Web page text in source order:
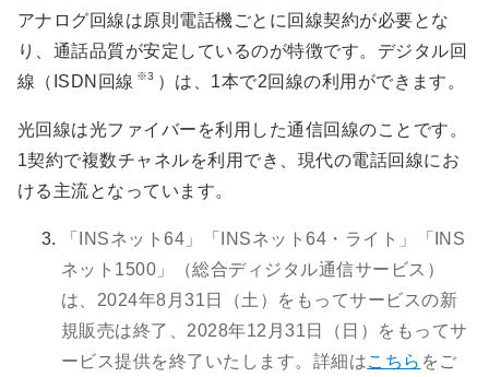
アナログ回線は原則電話機ごとに回線契約が必要とな
り、通話品質が安定しているのが特徴です。デジタル回
線（ISDN回線 ※3 ）は、1本で2回線の利用ができます。
光回線は光ファイバーを利用した通信回線のことです。
1契約で複数チャネルを利用でき、現代の電話回線にお
ける主流となっています。
「INSネット64」「INSネット64・ライト」「INS
ネット1500」（総合ディジタル通信サービス）
は、2024年8月31日（土）をもってサービスの新
規販売は終了、2028年12月31日（日）をもってサ
ービス提供を終了いたします。詳細はこちら をご